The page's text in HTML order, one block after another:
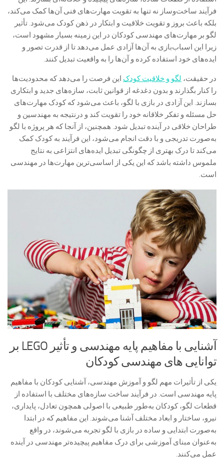
فرآیند ساخت‌وساز نه تنها به تقویت مهارت‌های فنی آن‌ها کمک می‌کند،
بلکه باعث بروز و تقویت خلاقیت و ابتکار در ذهن کودک می‌شود. تأثیر
لگو بر مهارت‌های مهندسی کودکان در این زمینه بسیار مشهود است،
زیرا این اسباب‌بازی به آن‌ها آزادی عمل می‌دهد تا از قدرت تصور و
ایده‌های خود استفاده کرده و آن‌ها را به واقعیت تبدیل کنند.
در حقیقت، لگو و خلاقیت کودک این فرصت را می‌دهد که محدودیت‌ها
را کنار بگذارند و بدون دغدغه از قوانین ثابت، سازه‌های جدید و ابتکاری
بسازند. این آزادی در بازی با لگو، باعث می‌شود که کودک مهارت‌های
حل مسئله و تفکر خلاقانه خود را تقویت کند و درنتیجه به مهندسین و
طراحان خلاقی در آینده تبدیل شود. همچنین، از آنجا که هر پروژه با لگو
به‌صورت تدریجی و با دقت انجام می‌شود، این فرآیند به کودک کمک
می‌کند تا درک بهتری از چگونگی تبدیل ایده‌های انتزاعی به نتایج
ملموس داشته باشد که این یکی از اساسی‌ترین مهارت‌ها در مهندسی
است.
آشنایی با مفاهیم پایه مهندسی و تأثیر LEGO بر
توانایی های مهندسی کودکان
یکی از تأثیرات مهم لگو و آموزش مهندسی، آشنایی کودکان با مفاهیم
پایه مهندسی است. در فرآیند ساخت سازه‌های مختلف با استفاده از
قطعات لگو، کودکان به‌طور طبیعی با اصولی همچون تعادل، پایداری،
نیرو، ساختار و ابعاد مختلف آشنا می‌شوند. این مفاهیم که در ابتدا
به‌صورت ابتدایی و ساده در بازی با لگو تجربه می‌شوند، در واقع
به‌عنوان مبنای آموزشی برای درک مفاهیم پیچیده‌تر مهندسی در آینده
عمل می‌کنند.